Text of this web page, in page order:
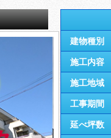
建物種別
施工内容
施工地域
工事期間
延べ坪数